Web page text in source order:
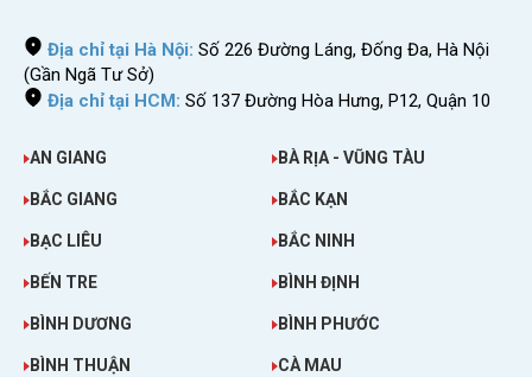
Địa chỉ tại Hà Nội: Số 226 Đường Láng, Đống Đa, Hà Nội
(Gần Ngã Tư Sở)
Địa chỉ tại HCM: Số 137 Đường Hòa Hưng, P12, Quận 10
AN GIANG BÀ RỊA - VŨNG TÀU
BẮC GIANG BẮC KẠN
BẠC LIÊU BẮC NINH
BẾN TRE BÌNH ĐỊNH
BÌNH DƯƠNG BÌNH PHƯỚC
BÌNH THUẬN CÀ MAU